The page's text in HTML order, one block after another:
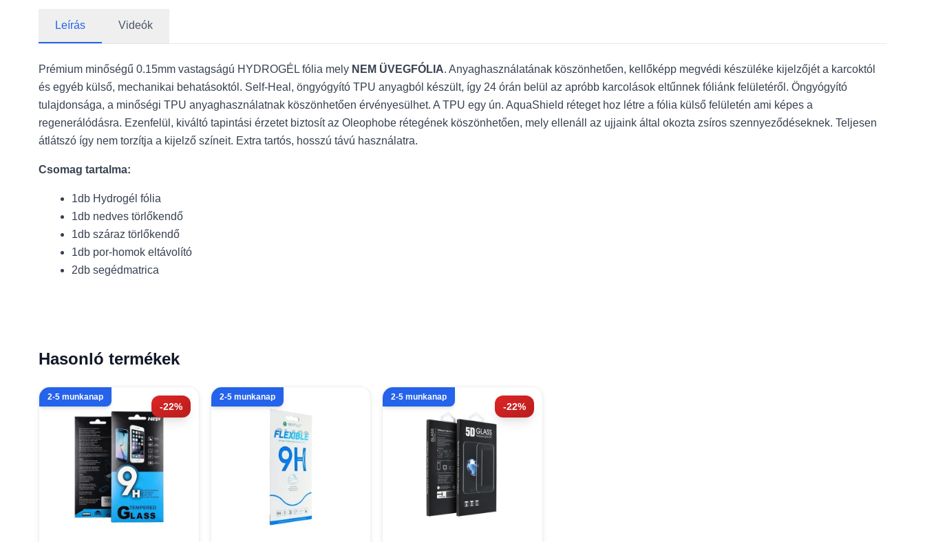
Leírás Videók
Prémium minőségű 0.15mm vastagságú HYDROGÉL fólia mely NEM ÜVEGFÓLIA. Anyaghasználatának köszönhetően, kellőképp megvédi készüléke kijelzőjét a karcoktól
és egyéb külső, mechanikai behatásoktól. Self-Heal, öngyógyító TPU anyagból készült, így 24 órán belül az apróbb karcolások eltűnnek fóliánk felületéről. Öngyógyító
tulajdonsága, a minőségi TPU anyaghasználatnak köszönhetően érvényesülhet. A TPU egy ún. AquaShield réteget hoz létre a fólia külső felületén ami képes a
regenerálódásra. Ezenfelül, kiváltó tapintási érzetet biztosít az Oleophobe rétegének köszönhetően, mely ellenáll az ujjaink által okozta zsíros szennyeződéseknek. Teljesen
átlátszó így nem torzítja a kijelző színeit. Extra tartós, hosszú távú használatra.
Csomag tartalma:
1db Hydrogél fólia
1db nedves törlőkendő
1db száraz törlőkendő
1db por-homok eltávolító
2db segédmatrica
Hasonló termékek
-22%
2-5 munkanap 2-5 munkanap
-22%
2-5 munkanap